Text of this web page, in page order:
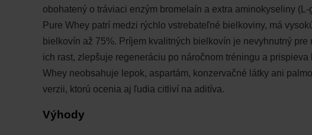
obohatený o tráviaci enzým bromelaín a extra aminokyseliny
Pure Whey patrí medzi rýchlo vstrebateľné bielkoviny, má
bielkovín až 75%. Príjem kvalitných bielkovín je nevyhnutný
ich rast, zlepšuje regeneráciu po náročnom tréningu a
Whey neobsahuje lepok, aspartám, konzervačné látky ani
verzii, ktorú ocenia aj ľudia citliví na aditíva.
Výhody